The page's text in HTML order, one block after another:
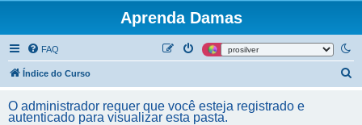
Aprenda Damas
FAQ
Índice do Curso
O administrador requer que você esteja registrado e
autenticado para visualizar esta pasta.